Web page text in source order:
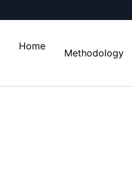
Home
Methodology